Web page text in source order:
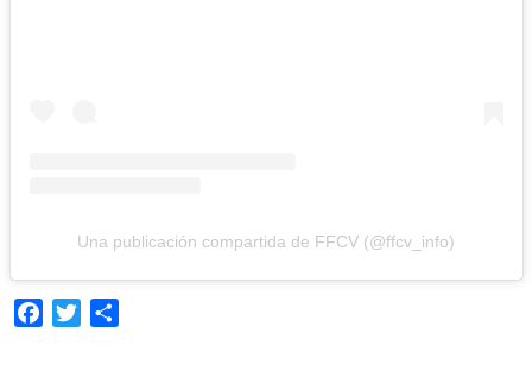
Una publicación compartida de FFCV (@ffcv_info)
Facebook
Twitter